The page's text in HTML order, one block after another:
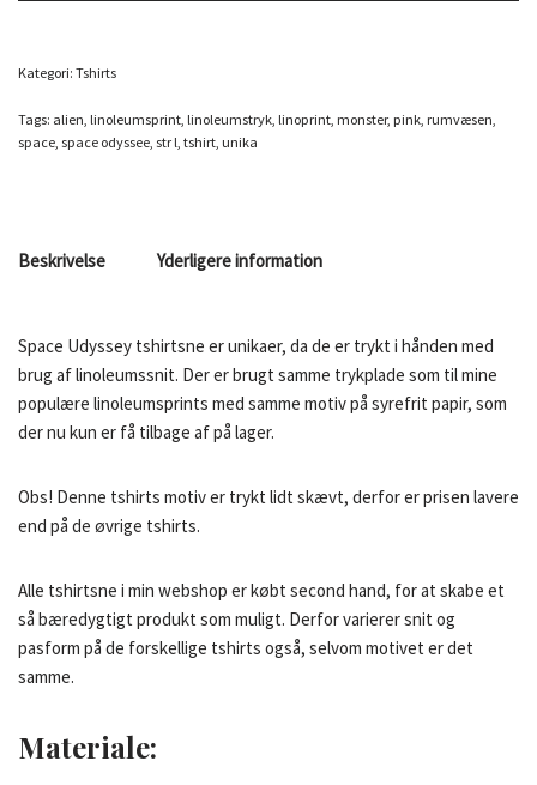
Kategori: Tshirts
Tags: alien, linoleumsprint, linoleumstryk, linoprint, monster, pink, rumvæsen,
space, space odyssee, str l, tshirt, unika
Beskrivelse Yderligere information
Space Udyssey tshirtsne er unikaer, da de er trykt i hånden med
brug af linoleumssnit. Der er brugt samme trykplade som til mine
populære linoleumsprints med samme motiv på syrefrit papir, som
der nu kun er få tilbage af på lager.
Obs! Denne tshirts motiv er trykt lidt skævt, derfor er prisen lavere
end på de øvrige tshirts.
Alle tshirtsne i min webshop er købt second hand, for at skabe et
så bæredygtigt produkt som muligt. Derfor varierer snit og
pasform på de forskellige tshirts også, selvom motivet er det
samme.
Materiale: